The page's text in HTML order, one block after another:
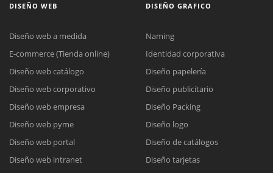
DISEÑO WEB
Diseño web a medida
E-commerce (Tienda online)
Diseño web catálogo
Diseño web corporativo
Diseño web empresa
Diseño web pyme
Diseño web portal
Diseño web intranet
DISEÑO GRAFICO
Naming
Identidad corporativa
Diseño papelería
Diseño publicitario
Diseño Packing
Diseño logo
Diseño de catálogos
Diseño tarjetas